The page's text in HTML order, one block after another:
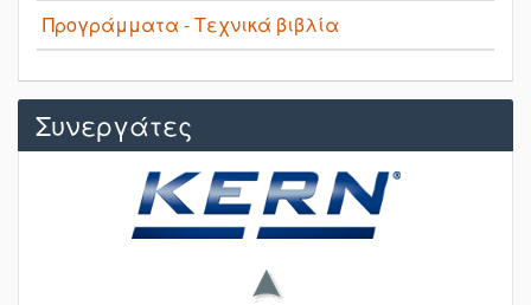
Προγράμματα - Τεχνικά βιβλία
Συνεργάτες